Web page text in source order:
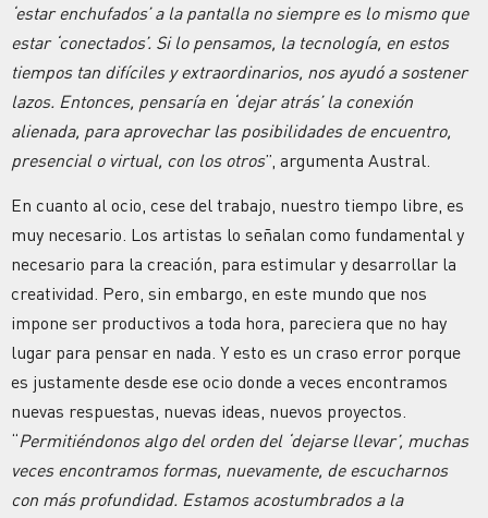
‘estar enchufados’ a la pantalla no siempre es lo mismo que
estar ‘conectados’. Si lo pensamos, la tecnología, en estos
tiempos tan difíciles y extraordinarios, nos ayudó a sostener
lazos. Entonces, pensaría en ‘dejar atrás’ la conexión
alienada, para aprovechar las posibilidades de encuentro,
presencial o virtual, con los otros”, argumenta Austral.
En cuanto al ocio, cese del trabajo, nuestro tiempo libre, es
muy necesario. Los artistas lo señalan como fundamental y
necesario para la creación, para estimular y desarrollar la
creatividad. Pero, sin embargo, en este mundo que nos
impone ser productivos a toda hora, pareciera que no hay
lugar para pensar en nada. Y esto es un craso error porque
es justamente desde ese ocio donde a veces encontramos
nuevas respuestas, nuevas ideas, nuevos proyectos.
“Permitiéndonos algo del orden del ‘dejarse llevar’, muchas
veces encontramos formas, nuevamente, de escucharnos
con más profundidad. Estamos acostumbrados a la